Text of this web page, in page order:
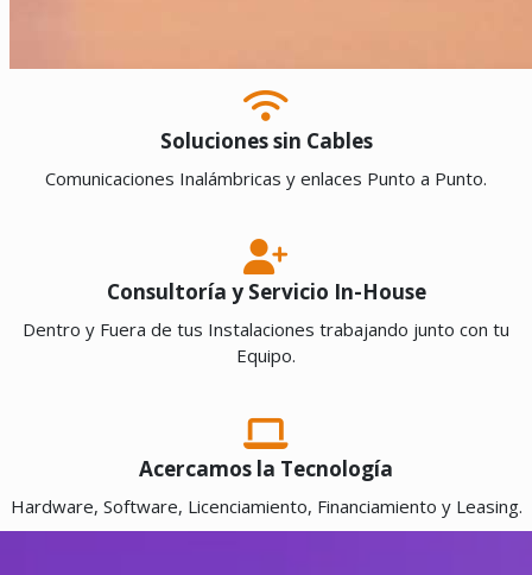
Soluciones sin Cables
Comunicaciones Inalámbricas y enlaces Punto a Punto.
Consultoría y Servicio In-House
Dentro y Fuera de tus Instalaciones trabajando junto con tu
Equipo.
Acercamos la Tecnología
Hardware, Software, Licenciamiento, Financiamiento y Leasing.